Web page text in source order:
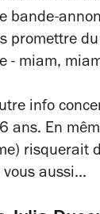
bande-
promettre
- miam,
info
ans. En
risquerait
aussi...